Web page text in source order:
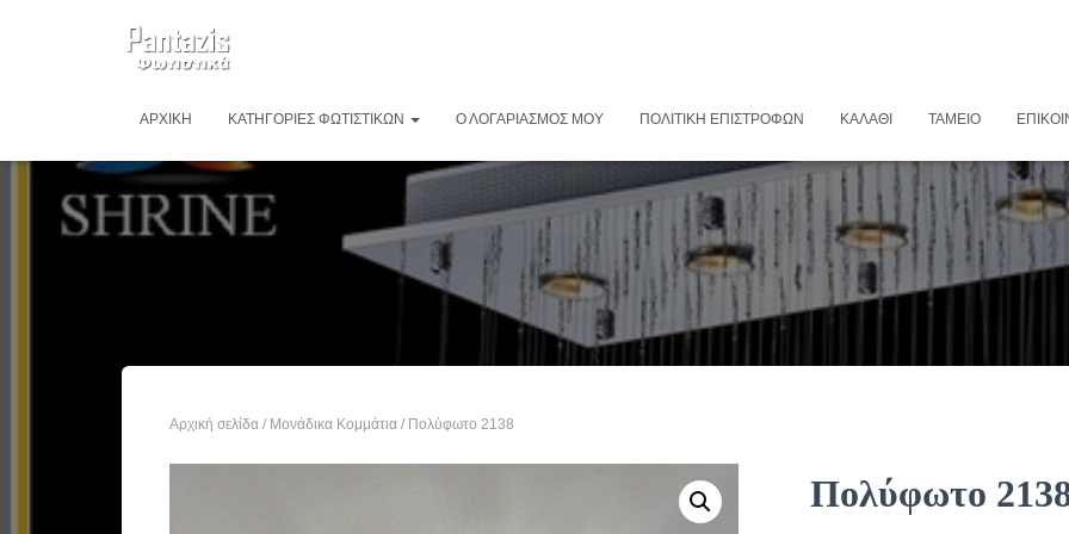
ΑΡΧΙΚΉ ΚΑΤΗΓΟΡΊΕΣ ΦΩΤΙΣΤΙΚΏΝ Ο ΛΟΓΑΡΙΑΣΜΌΣ ΜΟΥ ΠΟΛΙΤΙΚΉ ΕΠΙΣΤΡΟΦΏΝ ΚΑΛΆΘΙ ΤΑΜΕΊΟ
Αρχική σελίδα / Μονάδικα Κομμάτια / Πολύφωτο 2138
Πολύφωτο